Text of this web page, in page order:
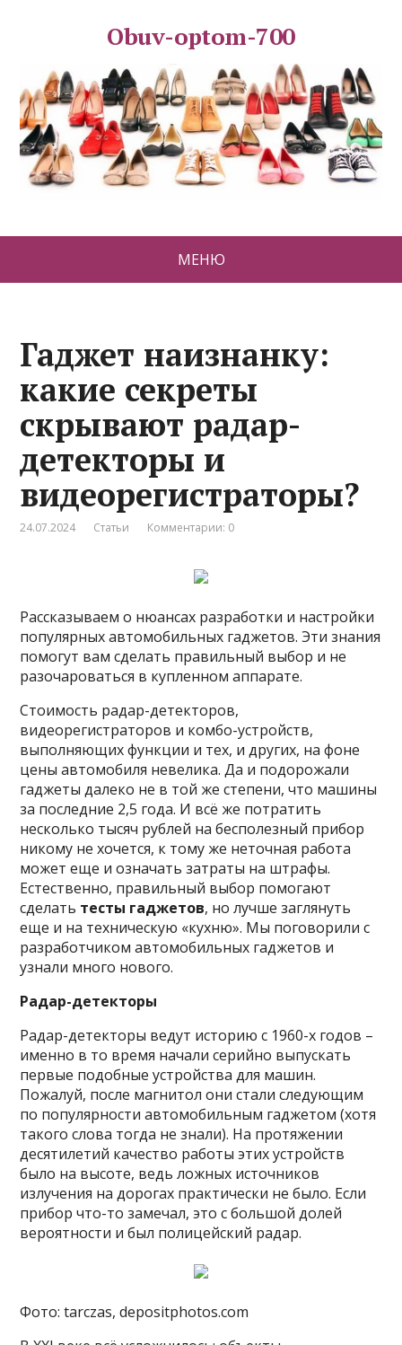
Obuv-optom-700
МЕНЮ
Гаджет наизнанку:
какие секреты
скрывают радар-
детекторы и
видеорегистраторы?
24.07.2024 Статьи Комментарии: 0
Рассказываем о нюансах разработки и настройки
популярных автомобильных гаджетов. Эти знания
помогут вам сделать правильный выбор и не
разочароваться в купленном аппарате.
Стоимость радар-детекторов,
видеорегистраторов и комбо-устройств,
выполняющих функции и тех, и других, на фоне
цены автомобиля невелика. Да и подорожали
гаджеты далеко не в той же степени, что машины
за последние 2,5 года. И всё же потратить
несколько тысяч рублей на бесполезный прибор
никому не хочется, к тому же неточная работа
может еще и означать затраты на штрафы.
Естественно, правильный выбор помогают
сделать тесты гаджетов, но лучше заглянуть
еще и на техническую «кухню». Мы поговорили с
разработчиком автомобильных гаджетов и
узнали много нового.
Радар-детекторы
Радар-детекторы ведут историю с 1960-х годов –
именно в то время начали серийно выпускать
первые подобные устройства для машин.
Пожалуй, после магнитол они стали следующим
по популярности автомобильным гаджетом (хотя
такого слова тогда не знали). На протяжении
десятилетий качество работы этих устройств
было на высоте, ведь ложных источников
излучения на дорогах практически не было. Если
прибор что-то замечал, это с большой долей
вероятности и был полицейский радар.
Фото: tarczas, depositphotos.com